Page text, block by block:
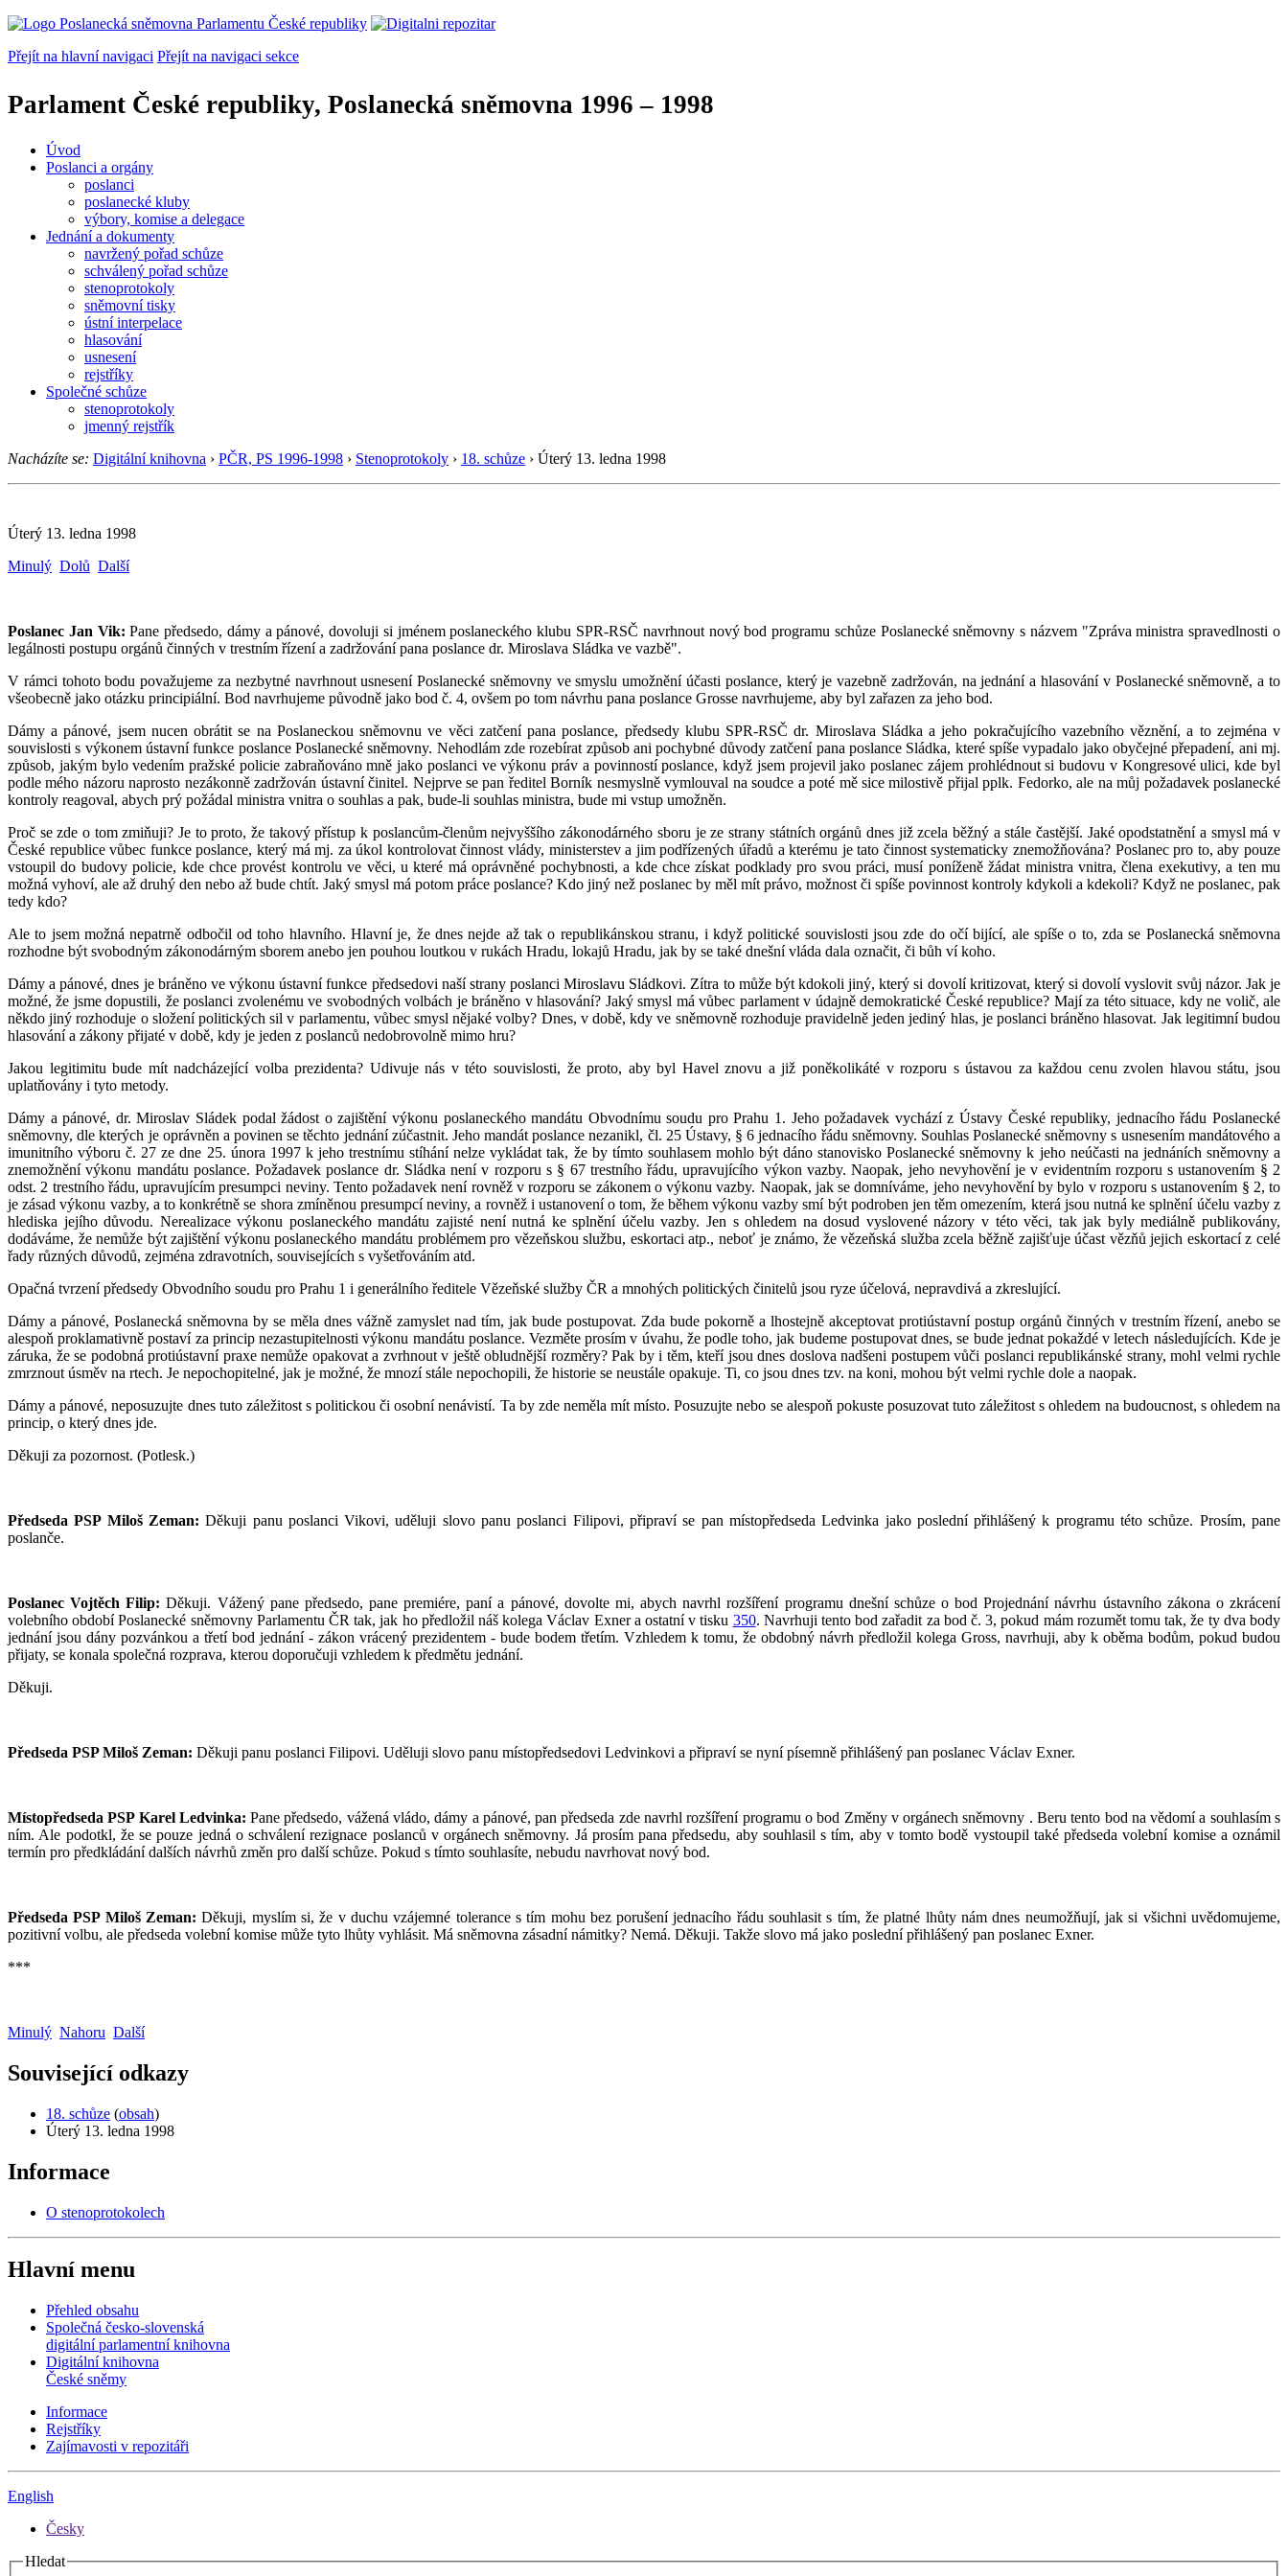
Přejít na hlavní navigaci Přejít na navigaci sekce
Parlament České republiky, Poslanecká sněmovna 1996 – 1998
Úvod
Poslanci a orgány
poslanci
poslanecké kluby
výbory, komise a delegace
Jednání a dokumenty
navržený pořad schůze
schválený pořad schůze
stenoprotokoly
sněmovní tisky
ústní interpelace
hlasování
usnesení
rejstříky
Společné schůze
stenoprotokoly
jmenný rejstřík
Nacházíte se: Digitální knihovna › PČR, PS 1996-1998 › Stenoprotokoly › 18. schůze › Úterý 13. ledna 1998
Úterý 13. ledna 1998
Minulý Dolů Další
Poslanec Jan Vik: Pane předsedo, dámy a pánové, dovoluji si jménem poslaneckého klubu SPR-RSČ navrhnout nový bod programu schůze Poslanecké sněmovny s názvem "Zpráva ministra spravedlnosti o
legálnosti postupu orgánů činných v trestním řízení a zadržování pana poslance dr. Miroslava Sládka ve vazbě".
V rámci tohoto bodu považujeme za nezbytné navrhnout usnesení Poslanecké sněmovny ve smyslu umožnění účasti poslance, který je vazebně zadržován, na jednání a hlasování v Poslanecké sněmovně, a to
všeobecně jako otázku principiální. Bod navrhujeme původně jako bod č. 4, ovšem po tom návrhu pana poslance Grosse navrhujeme, aby byl zařazen za jeho bod.
Dámy a pánové, jsem nucen obrátit se na Poslaneckou sněmovnu ve věci zatčení pana poslance, předsedy klubu SPR-RSČ dr. Miroslava Sládka a jeho pokračujícího vazebního věznění, a to zejména v
souvislosti s výkonem ústavní funkce poslance Poslanecké sněmovny. Nehodlám zde rozebírat způsob ani pochybné důvody zatčení pana poslance Sládka, které spíše vypadalo jako obyčejné přepadení, ani mj.
způsob, jakým bylo vedením pražské policie zabraňováno mně jako poslanci ve výkonu práv a povinností poslance, když jsem projevil jako poslanec zájem prohlédnout si budovu v Kongresové ulici, kde byl
podle mého názoru naprosto nezákonně zadržován ústavní činitel. Nejprve se pan ředitel Borník nesmyslně vymlouval na soudce a poté mě sice milostivě přijal pplk. Fedorko, ale na můj požadavek poslanecké
kontroly reagoval, abych prý požádal ministra vnitra o souhlas a pak, bude-li souhlas ministra, bude mi vstup umožněn.
Proč se zde o tom zmiňuji? Je to proto, že takový přístup k poslancům-členům nejvyššího zákonodárného sboru je ze strany státních orgánů dnes již zcela běžný a stále častější. Jaké opodstatnění a smysl má v
České republice vůbec funkce poslance, který má mj. za úkol kontrolovat činnost vlády, ministerstev a jim podřízených úřadů a kterému je tato činnost systematicky znemožňována? Poslanec pro to, aby pouze
vstoupil do budovy policie, kde chce provést kontrolu ve věci, u které má oprávněné pochybnosti, a kde chce získat podklady pro svou práci, musí poníženě žádat ministra vnitra, člena exekutivy, a ten mu
možná vyhoví, ale až druhý den nebo až bude chtít. Jaký smysl má potom práce poslance? Kdo jiný než poslanec by měl mít právo, možnost či spíše povinnost kontroly kdykoli a kdekoli? Když ne poslanec, pak
tedy kdo?
Ale to jsem možná nepatrně odbočil od toho hlavního. Hlavní je, že dnes nejde až tak o republikánskou stranu, i když politické souvislosti jsou zde do očí bijící, ale spíše o to, zda se Poslanecká sněmovna
rozhodne být svobodným zákonodárným sborem anebo jen pouhou loutkou v rukách Hradu, lokajů Hradu, jak by se také dnešní vláda dala označit, či bůh ví koho.
Dámy a pánové, dnes je bráněno ve výkonu ústavní funkce předsedovi naší strany poslanci Miroslavu Sládkovi. Zítra to může být kdokoli jiný, který si dovolí kritizovat, který si dovolí vyslovit svůj názor. Jak je
možné, že jsme dopustili, že poslanci zvolenému ve svobodných volbách je bráněno v hlasování? Jaký smysl má vůbec parlament v údajně demokratické České republice? Mají za této situace, kdy ne volič, ale
někdo jiný rozhoduje o složení politických sil v parlamentu, vůbec smysl nějaké volby? Dnes, v době, kdy ve sněmovně rozhoduje pravidelně jeden jediný hlas, je poslanci bráněno hlasovat. Jak legitimní budou
hlasování a zákony přijaté v době, kdy je jeden z poslanců nedobrovolně mimo hru?
Jakou legitimitu bude mít nadcházející volba prezidenta? Udivuje nás v této souvislosti, že proto, aby byl Havel znovu a již poněkolikáté v rozporu s ústavou za každou cenu zvolen hlavou státu, jsou
uplatňovány i tyto metody.
Dámy a pánové, dr. Miroslav Sládek podal žádost o zajištění výkonu poslaneckého mandátu Obvodnímu soudu pro Prahu 1. Jeho požadavek vychází z Ústavy České republiky, jednacího řádu Poslanecké
sněmovny, dle kterých je oprávněn a povinen se těchto jednání zúčastnit. Jeho mandát poslance nezanikl, čl. 25 Ústavy, § 6 jednacího řádu sněmovny. Souhlas Poslanecké sněmovny s usnesením mandátového a
imunitního výboru č. 27 ze dne 25. února 1997 k jeho trestnímu stíhání nelze vykládat tak, že by tímto souhlasem mohlo být dáno stanovisko Poslanecké sněmovny k jeho neúčasti na jednáních sněmovny a
znemožnění výkonu mandátu poslance. Požadavek poslance dr. Sládka není v rozporu s § 67 trestního řádu, upravujícího výkon vazby. Naopak, jeho nevyhovění je v evidentním rozporu s ustanovením § 2
odst. 2 trestního řádu, upravujícím presumpci neviny. Tento požadavek není rovněž v rozporu se zákonem o výkonu vazby. Naopak, jak se domníváme, jeho nevyhovění by bylo v rozporu s ustanovením § 2, to
je zásad výkonu vazby, a to konkrétně se shora zmíněnou presumpcí neviny, a rovněž i ustanovení o tom, že během výkonu vazby smí být podroben jen těm omezením, která jsou nutná ke splnění účelu vazby z
hlediska jejího důvodu. Nerealizace výkonu poslaneckého mandátu zajisté není nutná ke splnění účelu vazby. Jen s ohledem na dosud vyslovené názory v této věci, tak jak byly mediálně publikovány,
dodáváme, že nemůže být zajištění výkonu poslaneckého mandátu problémem pro vězeňskou službu, eskortaci atp., neboť je známo, že vězeňská služba zcela běžně zajišťuje účast vězňů jejich eskortací z celé
řady různých důvodů, zejména zdravotních, souvisejících s vyšetřováním atd.
Opačná tvrzení předsedy Obvodního soudu pro Prahu 1 i generálního ředitele Vězeňské služby ČR a mnohých politických činitelů jsou ryze účelová, nepravdivá a zkreslující.
Dámy a pánové, Poslanecká sněmovna by se měla dnes vážně zamyslet nad tím, jak bude postupovat. Zda bude pokorně a lhostejně akceptovat protiústavní postup orgánů činných v trestním řízení, anebo se
alespoň proklamativně postaví za princip nezastupitelnosti výkonu mandátu poslance. Vezměte prosím v úvahu, že podle toho, jak budeme postupovat dnes, se bude jednat pokaždé v letech následujících. Kde je
záruka, že se podobná protiústavní praxe nemůže opakovat a zvrhnout v ještě obludnější rozměry? Pak by i těm, kteří jsou dnes doslova nadšeni postupem vůči poslanci republikánské strany, mohl velmi rychle
zmrznout úsměv na rtech. Je nepochopitelné, jak je možné, že mnozí stále nepochopili, že historie se neustále opakuje. Ti, co jsou dnes tzv. na koni, mohou být velmi rychle dole a naopak.
Dámy a pánové, neposuzujte dnes tuto záležitost s politickou či osobní nenávistí. Ta by zde neměla mít místo. Posuzujte nebo se alespoň pokuste posuzovat tuto záležitost s ohledem na budoucnost, s ohledem na
princip, o který dnes jde.
Děkuji za pozornost. (Potlesk.)
Předseda PSP Miloš Zeman: Děkuji panu poslanci Vikovi, uděluji slovo panu poslanci Filipovi, připraví se pan místopředseda Ledvinka jako poslední přihlášený k programu této schůze. Prosím, pane
poslanče.
Poslanec Vojtěch Filip: Děkuji. Vážený pane předsedo, pane premiére, paní a pánové, dovolte mi, abych navrhl rozšíření programu dnešní schůze o bod Projednání návrhu ústavního zákona o zkrácení
volebního období Poslanecké sněmovny Parlamentu ČR tak, jak ho předložil náš kolega Václav Exner a ostatní v tisku 350. Navrhuji tento bod zařadit za bod č. 3, pokud mám rozumět tomu tak, že ty dva body
jednání jsou dány pozvánkou a třetí bod jednání - zákon vrácený prezidentem - bude bodem třetím. Vzhledem k tomu, že obdobný návrh předložil kolega Gross, navrhuji, aby k oběma bodům, pokud budou
přijaty, se konala společná rozprava, kterou doporučuji vzhledem k předmětu jednání.
Děkuji.
Předseda PSP Miloš Zeman: Děkuji panu poslanci Filipovi. Uděluji slovo panu místopředsedovi Ledvinkovi a připraví se nyní písemně přihlášený pan poslanec Václav Exner.
Místopředseda PSP Karel Ledvinka: Pane předsedo, vážená vládo, dámy a pánové, pan předseda zde navrhl rozšíření programu o bod Změny v orgánech sněmovny . Beru tento bod na vědomí a souhlasím s
ním. Ale podotkl, že se pouze jedná o schválení rezignace poslanců v orgánech sněmovny. Já prosím pana předsedu, aby souhlasil s tím, aby v tomto bodě vystoupil také předseda volební komise a oznámil
termín pro předkládání dalších návrhů změn pro další schůze. Pokud s tímto souhlasíte, nebudu navrhovat nový bod.
Předseda PSP Miloš Zeman: Děkuji, myslím si, že v duchu vzájemné tolerance s tím mohu bez porušení jednacího řádu souhlasit s tím, že platné lhůty nám dnes neumožňují, jak si všichni uvědomujeme,
pozitivní volbu, ale předseda volební komise může tyto lhůty vyhlásit. Má sněmovna zásadní námitky? Nemá. Děkuji. Takže slovo má jako poslední přihlášený pan poslanec Exner.
***
Minulý Nahoru Další
Související odkazy
18. schůze (obsah)
Úterý 13. ledna 1998
Informace
O stenoprotokolech
Hlavní menu
Přehled obsahu
Společná česko-slovenská
digitální parlamentní knihovna
Digitální knihovna
České sněmy
Informace
Rejstříky
Zajímavosti v repozitáři
English
Česky
Hledat